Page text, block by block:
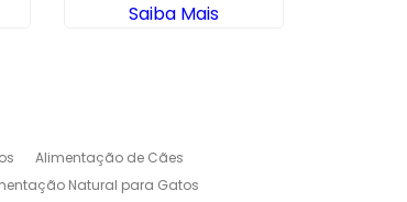
Saiba Mais
Alimentação de Cães
Natural para Gatos